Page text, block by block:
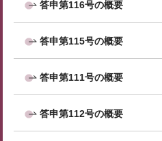
答申第116号の概要
答申第115号の概要
答申第111号の概要
答申第112号の概要